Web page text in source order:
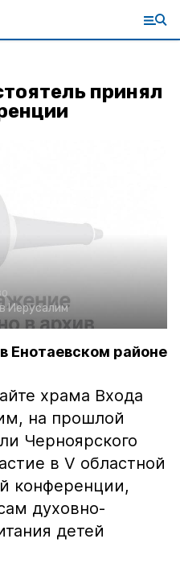
принял
Иерусалим
Енотаевском районе
храма Входа
на прошлой
Черноярского
в V областной
конференции,
духовно-
детей